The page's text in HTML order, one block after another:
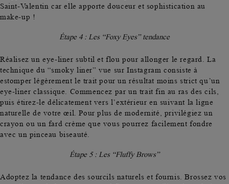
Saint-Valentin car elle apporte douceur et sophistication au
make-up !
Étape 4 : Les “Foxy Eyes” tendance
Réalisez un eye-liner subtil et flou pour allonger le regard. La
technique du “smoky liner” vue sur Instagram consiste à
estomper légèrement le trait pour un résultat moins strict qu’un
eye-liner classique. Commencez par un trait fin au ras des cils,
puis étirez-le délicatement vers l’extérieur en suivant la ligne
naturelle de votre œil. Pour plus de modernité, privilégiez un
crayon ou un fard crème que vous pourrez facilement fondre
avec un pinceau biseauté.
Étape 5 : Les “Fluffy Brows”
Adoptez la tendance dessourcils naturels et fournis . Brossez vos